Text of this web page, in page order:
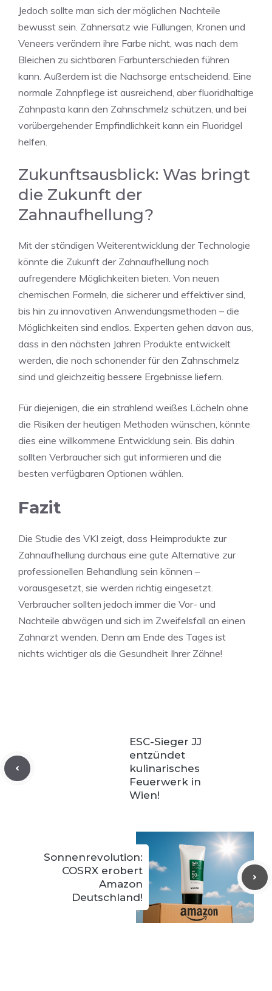
Jedoch sollte man sich der möglichen Nachteile
bewusst sein. Zahnersatz wie Füllungen, Kronen und
Veneers verändern ihre Farbe nicht, was nach dem
Bleichen zu sichtbaren Farbunterschieden führen
kann. Außerdem ist die Nachsorge entscheidend. Eine
normale Zahnpflege ist ausreichend, aber fluoridhaltige
Zahnpasta kann den Zahnschmelz schützen, und bei
vorübergehender Empfindlichkeit kann ein Fluoridgel
helfen.
Zukunftsausblick: Was bringt
die Zukunft der
Zahnaufhellung?
Mit der ständigen Weiterentwicklung der Technologie
könnte die Zukunft der Zahnaufhellung noch
aufregendere Möglichkeiten bieten. Von neuen
chemischen Formeln, die sicherer und effektiver sind,
bis hin zu innovativen Anwendungsmethoden – die
Möglichkeiten sind endlos. Experten gehen davon aus,
dass in den nächsten Jahren Produkte entwickelt
werden, die noch schonender für den Zahnschmelz
sind und gleichzeitig bessere Ergebnisse liefern.
Für diejenigen, die ein strahlend weißes Lächeln ohne
die Risiken der heutigen Methoden wünschen, könnte
dies eine willkommene Entwicklung sein. Bis dahin
sollten Verbraucher sich gut informieren und die
besten verfügbaren Optionen wählen.
Fazit
Die Studie des VKI zeigt, dass Heimprodukte zur
Zahnaufhellung durchaus eine gute Alternative zur
professionellen Behandlung sein können –
vorausgesetzt, sie werden richtig eingesetzt.
Verbraucher sollten jedoch immer die Vor- und
Nachteile abwägen und sich im Zweifelsfall an einen
Zahnarzt wenden. Denn am Ende des Tages ist
nichts wichtiger als die Gesundheit Ihrer Zähne!
ESC-Sieger JJ
entzündet
kulinarisches
Feuerwerk in
Wien!
Sonnenrevolution:
COSRX erobert
Amazon
Deutschland!